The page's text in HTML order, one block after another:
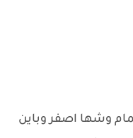
وشها اصفر وباين